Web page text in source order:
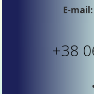
E-mail:
+38